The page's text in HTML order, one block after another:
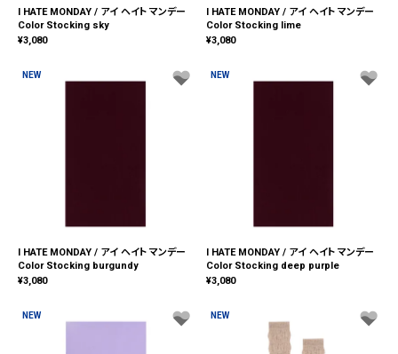
I HATE MONDAY / アイ ヘイト マンデー
Color Stocking sky
¥3,080
I HATE MONDAY / アイ ヘイト マンデー
Color Stocking lime
¥3,080
NEW
I HATE MONDAY / アイ ヘイト マンデー
Color Stocking burgundy
¥3,080
NEW
I HATE MONDAY / アイ ヘイト マンデー
Color Stocking deep purple
¥3,080
NEW NEW